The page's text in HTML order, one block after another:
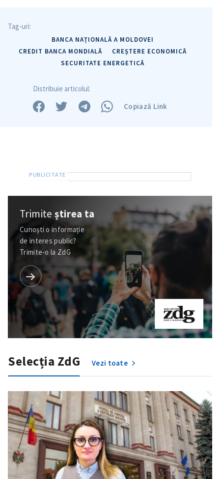
Tag-uri:
BANCA NAȚIONALĂ A MOLDOVEI
CREDIT BANCA MONDIALĂ
CREȘTERE ECONOMICĂ
SECURITATE ENERGETICĂ
Distribuie articolul:
Copiază Link
Trimiteștirea ta
Cunoști o informație
de interes public?
Trimite-o la ZdG
Selecția ZdG Vezi toate